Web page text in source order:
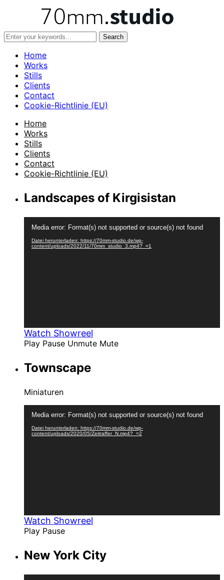
Home
Works
Stills
Clients
Contact
Cookie-Richtlinie (EU)
Home
Works
Stills
Clients
Contact
Cookie-Richtlinie (EU)
Landscapes of Kirgisistan
Player
Media error: Format(s) not supported or source(s) not found
Datei herunterladen: https://70mm-studio.de/wp-
content/uploads/2022/11/70mm_studio_3.mp4?_=1
Watch Showreel
Play Pause Unmute Mute
Townscape
Miniaturen
Player
Media error: Format(s) not supported or source(s) not found
Datei herunterladen: https://70mm-studio.de/wp-
content/uploads/2020/05/Zeitraffer_N.mp4?_=2
Watch Showreel
Play Pause
New York City